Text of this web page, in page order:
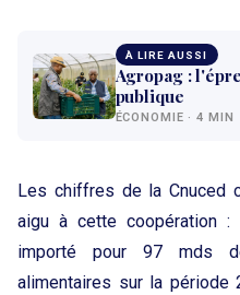
À LIRE AUSSI
Agropag :
publique
ÉCONOMIE · 4 MIN
Les chiffres de la Cnuced
aigu à cette coopération :
importé pour 97 mds
alimentaires sur la période